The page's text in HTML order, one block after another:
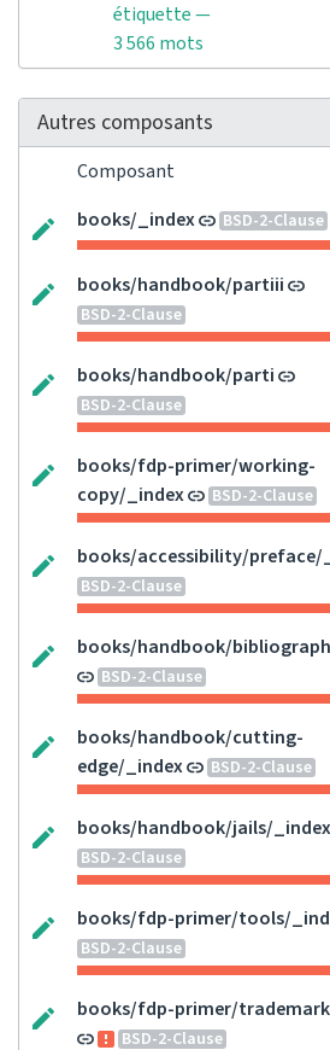
étiquette —
3 566 mots
Autres composants
Composant
books/_index
BSD-2-Clause
books/handbook/partiii
BSD-2-Clause
books/handbook/parti
BSD-2-Clause
books/fdp-primer/working-
copy/_index
BSD-2-Clause
books/accessibility/preface/
BSD-2-Clause
books/handbook/
BSD-2-Clause
books/handbook/cutting-
edge/_index
BSD-2-Clause
books/handbook/jails/_index
BSD-2-Clause
books/fdp-primer/tools/
BSD-2-Clause
books/fdp-primer/
BSD-2-Clause